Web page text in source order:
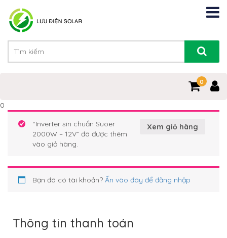
0
0
Xem giỏ hàng
“Inverter sin chuẩn Suoer
2000W – 12V” đã được thêm
vào giỏ hàng.
Bạn đã có tài khoản? Ấn vào đây để đăng nhập
Thông tin thanh toán